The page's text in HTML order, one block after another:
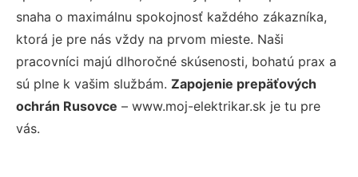
snaha o maximálnu spokojnosť každého zákazníka,
ktorá je pre nás vždy na prvom mieste. Naši
pracovníci majú dlhoročné skúsenosti, bohatú prax a
sú plne k vašim službám. Zapojenie prepäťových
ochrán Rusovce – www.moj-elektrikar.sk je tu pre
vás.